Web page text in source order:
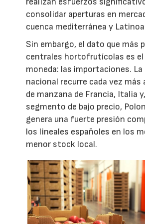
consolidar aperturas en
cuenca mediterránea y
Sin embargo, el dato que más
centrales hortofrutícolas es el
moneda: las importaciones.
nacional recurre cada vez
de manzana de Francia, Italia
segmento de bajo precio,
genera una fuerte presión
los lineales españoles en los
menor stock local.